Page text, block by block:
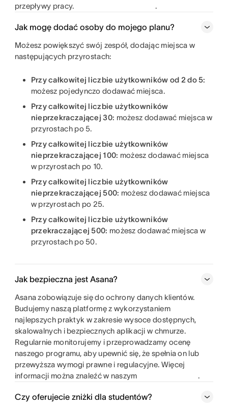
przepływy pracy.
.
Jak mogę dodać osoby do mojego planu?
Możesz powiększyć swój zespół, dodając miejsca w
następujących przyrostach:
Przy całkowitej liczbie użytkowników od 2 do 5:
możesz pojedynczo dodawać miejsca.
Przy całkowitej liczbie użytkowników
nieprzekraczającej 30: możesz dodawać miejsca w
przyrostach po 5.
Przy całkowitej liczbie użytkowników
nieprzekraczającej 100: możesz dodawać miejsca
w przyrostach po 10.
Przy całkowitej liczbie użytkowników
nieprzekraczającej 500: możesz dodawać miejsca
w przyrostach po 25.
Przy całkowitej liczbie użytkowników
przekraczającej 500: możesz dodawać miejsca w
przyrostach po 50.
Jak bezpieczna jest Asana?
Asana zobowiązuje się do ochrony danych klientów.
Budujemy naszą platformę z wykorzystaniem
najlepszych praktyk w zakresie wysoce dostępnych,
skalowalnych i bezpiecznych aplikacji w chmurze.
Regularnie monitorujemy i przeprowadzamy ocenę
naszego programu, aby upewnić się, że spełnia on lub
przewyższa wymogi prawne i regulacyjne. Więcej
informacji można znaleźć w naszym
.
Czy oferujecie zniżki dla studentów?